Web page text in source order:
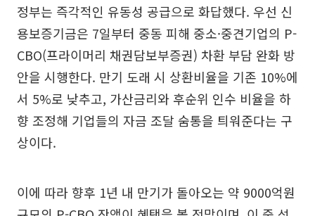
정부는 즉각적인 유동성 공급으로 화답했다. 우선 신
용보증기금은 7일부터 중동 피해 중소·중견기업의 P-
CBO(프라이머리 채권담보부증권) 차환 부담 완화 방
안을 시행한다. 만기 도래 시 상환비율을 기존 10%에
서 5%로 낮추고, 가산금리와 후순위 인수 비율을 하
향 조정해 기업들의 자금 조달 숨통을 틔워준다는 구
상이다.
이에 따라 향후 1년 내 만기가 돌아오는 약 9000억원